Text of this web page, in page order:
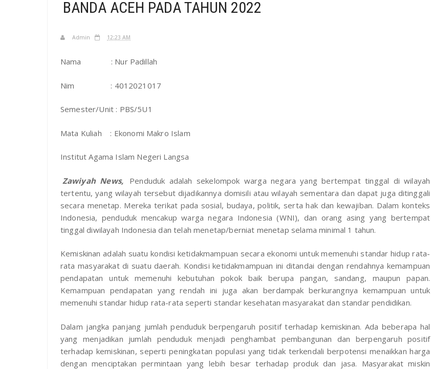
BANDA ACEH PADA TAHUN 2022
Admin 12:23 AM
Nama : Nur Padillah
Nim : 4012021017
Semester/Unit : PBS/5U1
Mata Kuliah : Ekonomi Makro Islam
Institut Agama Islam Negeri Langsa
Zawiyah News,
Penduduk adalah sekelompok warga negara yang bertempat tinggal di wilayah
tertentu, yang wilayah tersebut dijadikannya domisili atau wilayah sementara dan dapat juga ditinggali
secara menetap. Mereka terikat pada sosial, budaya, politik, serta hak dan kewajiban. Dalam konteks
Indonesia, penduduk mencakup warga negara Indonesia (WNI), dan orang asing yang bertempat
tinggal diwilayah Indonesia dan telah menetap/berniat menetap selama minimal 1 tahun.
Kemiskinan adalah suatu kondisi ketidakmampuan secara ekonomi untuk memenuhi standar hidup rata-
rata masyarakat di suatu daerah. Kondisi ketidakmampuan ini ditandai dengan rendahnya kemampuan
pendapatan untuk memenuhi kebutuhan pokok baik berupa pangan, sandang, maupun papan.
Kemampuan pendapatan yang rendah ini juga akan berdampak berkurangnya kemampuan untuk
memenuhi standar hidup rata-rata seperti standar kesehatan masyarakat dan standar pendidikan.
Dalam jangka panjang jumlah penduduk berpengaruh positif terhadap kemiskinan. Ada beberapa hal
yang menjadikan jumlah penduduk menjadi penghambat pembangunan dan berpengaruh positif
terhadap kemiskinan, seperti peningkatan populasi yang tidak terkendali berpotensi menaikkan harga
dengan menciptakan permintaan yang lebih besar terhadap produk dan jasa. Masyarakat miskin